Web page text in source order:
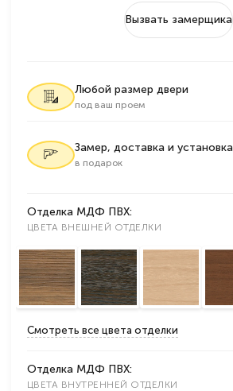
Вызвать замерщика
Любой размер двери
под ваш проем
Замер, доставка и установка
в подарок
Отделка МДФ ПВХ:
ЦВЕТА ВНЕШНЕЙ ОТДЕЛКИ
Смотреть все цвета отделки
Отделка МДФ ПВХ:
ЦВЕТА ВНУТРЕННЕЙ ОТДЕЛКИ